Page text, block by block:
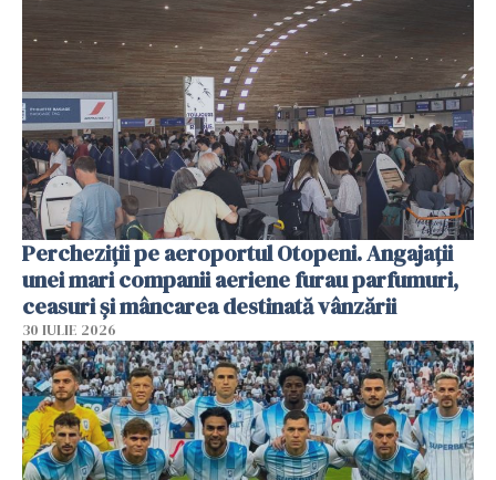
Percheziții pe aeroportul Otopeni. Angajații
unei mari companii aeriene furau parfumuri,
ceasuri și mâncarea destinată vânzării
30 IULIE 2026